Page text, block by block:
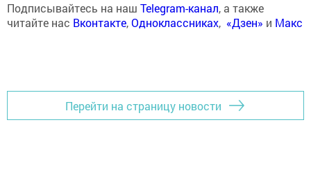
Подписывайтесь на наш Telegram-канал, а также
читайте нас Вконтакте,Одноклассниках, «Дзен» и Макс
Перейти на страницу новости